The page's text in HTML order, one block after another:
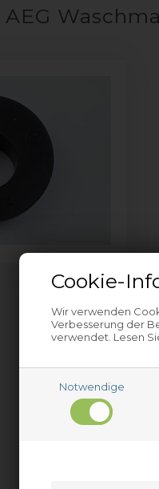
Cookie-
Wir verwenden
Verbesserung der
verwendet. Lesen
Notwendige